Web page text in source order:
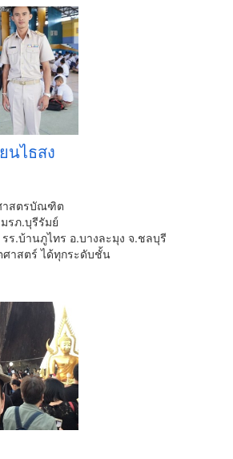
นไธสง
าสตรบัณฑิต
รภ.บุรีรัมย์
ร.บ้านภูไทร อ.บางละมุง จ.ชลบุรี
าสตร์ ได้ทุกระดับชั้น